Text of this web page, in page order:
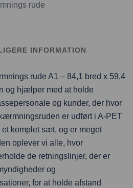
rude
INFORMATION
rude A1 – 84,1 bred x 59,4
og hjælper med at holde
og kunder, der hvor
er udført i A-PET
komplet sæt, og er meget
oplever vi alle, hvor
de retningslinjer, der er
og
for at holde afstand